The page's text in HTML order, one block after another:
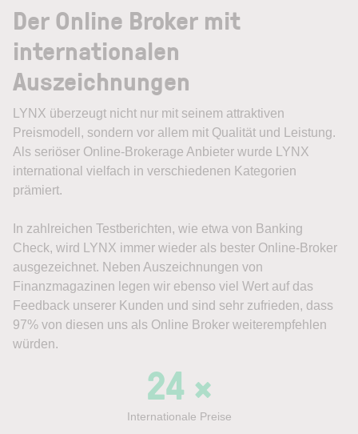
Der Online Broker mit
internationalen
Auszeichnungen
LYNX überzeugt nicht nur mit seinem attraktiven
Preismodell, sondern vor allem mit Qualität und Leistung.
Als seriöser Online-Brokerage Anbieter wurde LYNX
international vielfach in verschiedenen Kategorien
prämiert.
In zahlreichen Testberichten, wie etwa von Banking
Check, wird LYNX immer wieder als bester Online-Broker
ausgezeichnet. Neben Auszeichnungen von
Finanzmagazinen legen wir ebenso viel Wert auf das
Feedback unserer Kunden und sind sehr zufrieden, dass
97% von diesen uns als Online Broker weiterempfehlen
würden.
24 ×
Internationale Preise